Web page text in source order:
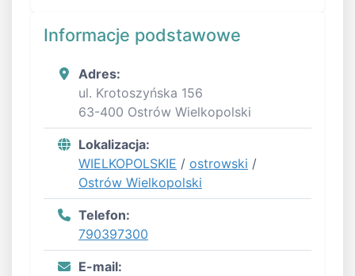
Informacje podstawowe
Adres:
ul. Krotoszyńska 156
63-400 Ostrów Wielkopolski
Lokalizacja:
WIELKOPOLSKIE / ostrowski /
Ostrów Wielkopolski
Telefon:
790397300
E-mail: